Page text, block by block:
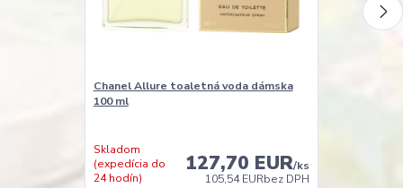
Chanel Allure toaletná voda dámska
100 ml
127,70 EUR/ks
105,54 EURbez DPH
Skladom
(expedícia do
24 hodín)